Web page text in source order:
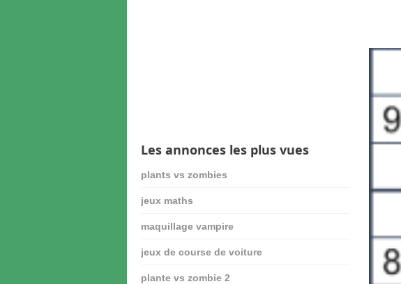
Les annonces les plus vues
plants vs zombies
jeux maths
maquillage vampire
jeux de course de voiture
plante vs zombie 2